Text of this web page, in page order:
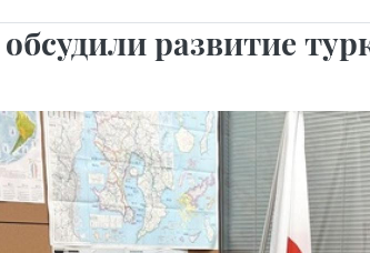
развитие